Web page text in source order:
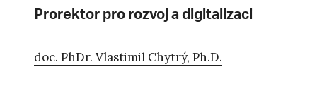
Prorektor pro rozvoj a digitalizaci
doc. PhDr. Vlastimil Chytrý, Ph.D.